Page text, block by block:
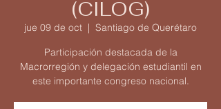
(CILOG)
jue 09 de oct
  |
Santiago de Querétaro
Participación destacada de la
Macrorregión y delegación estudiantil en
este importante congreso nacional.